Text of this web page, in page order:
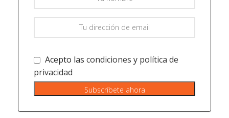
Acepto las condiciones y política de
privacidad
Subscríbete ahora